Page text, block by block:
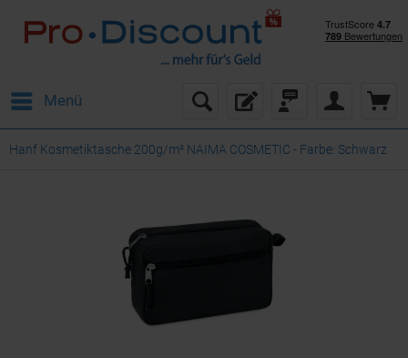
Menü
Hanf Kosmetiktasche 200g/m² NAIMA COSMETIC - Farbe: Schwarz